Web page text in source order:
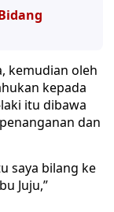
kemudian oleh
kepada
itu dibawa
dan
saya bilang ke
Juju,”